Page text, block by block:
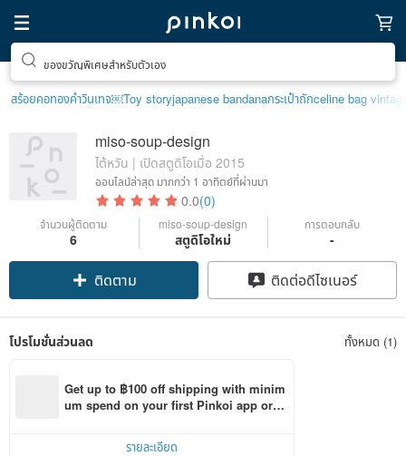
ของขวัญพิเศษสำหรับตัวเอง
สร้อยคอทองคำวินเทจ￼Toy storyjapanese bandanaกระเป๋าถักceline bag
miso-soup-design
ไต้หวัน | เปิดสตูดิโอเมื่อ 2015
ออนไลน์ล่าสุด มากกว่า 1 อาทิตย์ที่ผ่านมา
0.0(0)
จำนวนผู้ติดตาม
6
miso-soup-design
สตูดิโอใหม่
การตอบกลับ
-
ติดตาม ติดต่อดีไซเนอร์
โปรโมชั่นส่วนลด ทั้งหมด (1)
Get up to ฿100 off shipping with minim
um spend on your first Pinkoi app orde
รายละเอียด